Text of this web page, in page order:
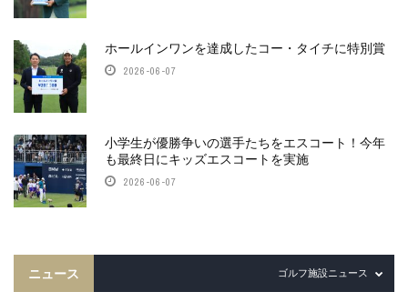
ホールインワンを達成したコー・タイチに特別賞
2026-06-07
小学生が優勝争いの選手たちをエスコート！今年
も最終日にキッズエスコートを実施
2026-06-07
ニュース ゴルフ施設ニュース